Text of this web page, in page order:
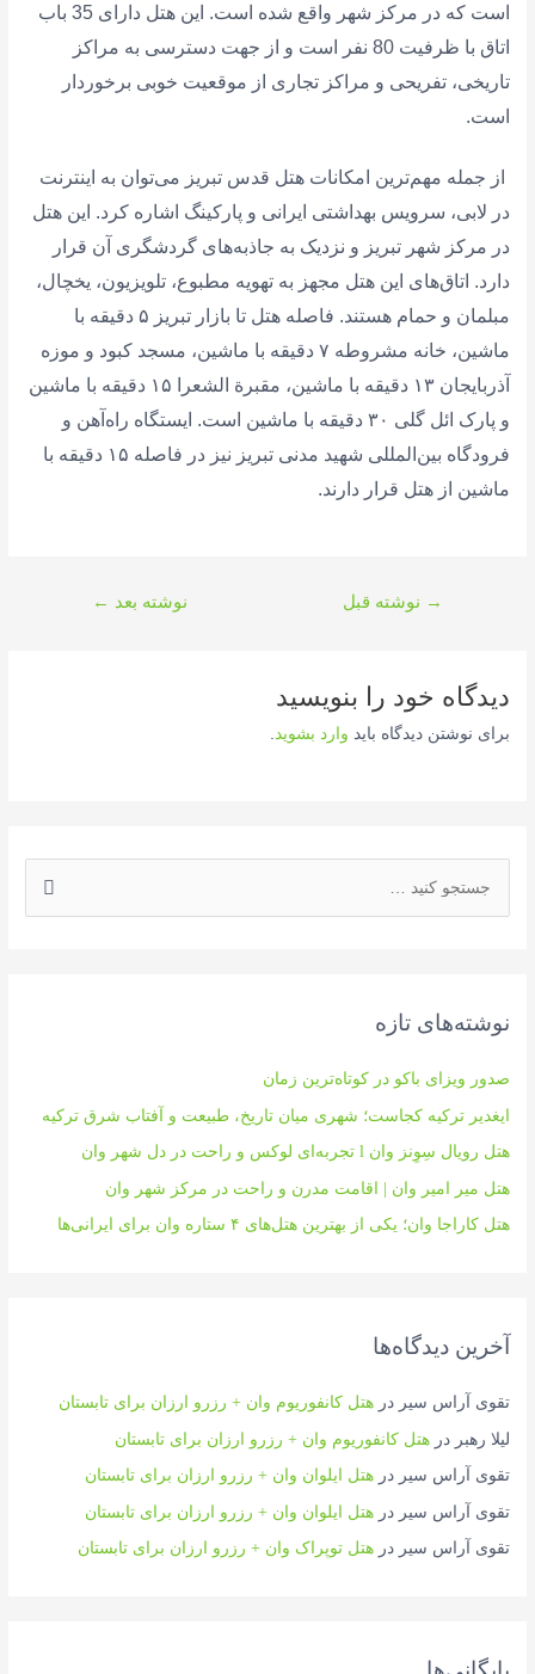
است که در مرکز شهر واقع شده است. این هتل دارای 35 باب
اتاق با ظرفیت 80 نفر است و از جهت دسترسی به مراکز
تاریخی، تفریحی و مراکز تجاری از موقعیت خوبی برخوردار
است.
از جمله مهم‌ترین امکانات هتل قدس تبریز می‌توان به اینترنت
در لابی، سرویس بهداشتی ایرانی و پارکینگ اشاره کرد. این هتل
در مرکز شهر تبریز و نزدیک به جاذبه‌های گردشگری آن قرار
دارد. اتاق‌های این هتل مجهز به تهویه مطبوع، تلویزیون، یخچال،
مبلمان و حمام هستند. فاصله هتل تا بازار تبریز ۵ دقیقه با
ماشین، خانه مشروطه ۷ دقیقه با ماشین، مسجد کبود و موزه
آذربایجان ۱۳ دقیقه با ماشین، مقبرة الشعرا ۱۵ دقیقه با ماشین
و پارک ائل گلی ۳۰ دقیقه با ماشین است. ایستگاه راه‌آهن و
فرودگاه بین‌المللی شهید مدنی تبریز نیز در فاصله ۱۵ دقیقه با
ماشین از هتل قرار دارند.
→ نوشته قبل نوشته بعد ←
دیدگاه‌ خود را بنویسید
برای نوشتن دیدگاه باید وارد بشوید
ی
نوشته‌های تازه
صدور ویزای باکو در کوتاه‌ترین زمان
ایغدیر ترکیه کجاست؛ شهری میان تاریخ، طبیعت و آفتاب شرق ترکیه
هتل رویال سِوِنز وان l تجربه‌ای لوکس و راحت در دل شهر وان
هتل میر امیر وان | اقامت مدرن و راحت در مرکز شهر وان
هتل کاراجا وان؛ یکی از بهترین هتل‌های ۴ ستاره وان برای ایرانی‌ها
آخرین دیدگاه‌ها
تقوی آراس سیر درهتل کانفوریوم وان + رزرو ارزان برای تابستان
لیلا رهبر درهتل کانفوریوم وان + رزرو ارزان برای تابستان
تقوی آراس سیر درهتل ایلوان وان + رزرو ارزان برای تابستان
تقوی آراس سیر درهتل ایلوان وان + رزرو ارزان برای تابستان
تقوی آراس سیر درهتل توپراک وان + رزرو ارزان برای تابستان